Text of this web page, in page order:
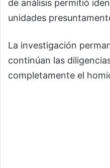
de análisis permitió
unidades
La investigación
continúan las
completamente el